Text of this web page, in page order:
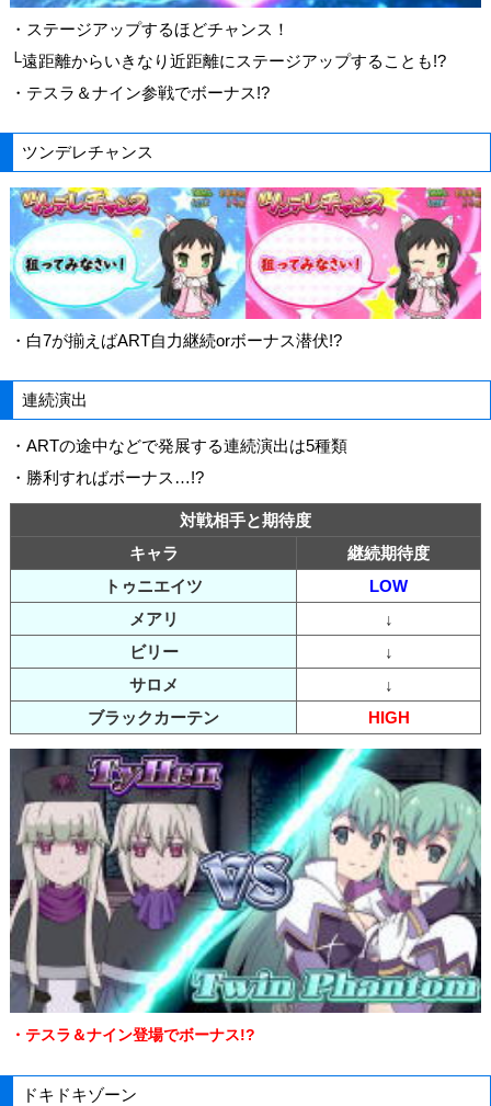
・ステージアップするほどチャンス！
└遠距離からいきなり近距離にステージアップすることも!?
・テスラ＆ナイン参戦でボーナス!?
ツンデレチャンス
・白7が揃えばART自力継続orボーナス潜伏!?
連続演出
・ARTの途中などで発展する連続演出は5種類
・勝利すればボーナス…!?
対戦相手と期待度
キャラ
継続期待度
トゥニエイツ
LOW
メアリ
↓
ビリー
↓
サロメ
↓
ブラックカーテン
HIGH
・テスラ＆ナイン登場でボーナス!?
ドキドキゾーン